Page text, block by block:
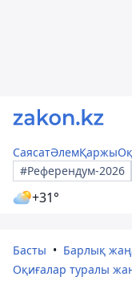
СаясатӘлемҚаржы
#Референдум-2026
+31°
Басты
Барлық
Оқиғалар туралы